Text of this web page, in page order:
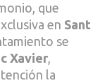
que
en Sant
se
Xavier,
la